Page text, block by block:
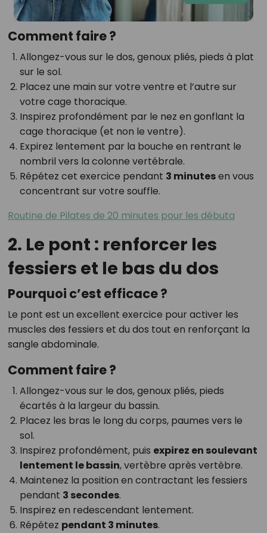
Comment faire ?
Allongez-vous sur le dos, genoux pliés, pieds à plat
sur le sol.
Placez une main sur votre ventre et l’autre sur
votre cage thoracique.
Inspirez profondément par le nez en gonflant la
cage thoracique (et non le ventre).
Expirez lentement par la bouche en rentrant le
nombril vers la colonne vertébrale.
Répétez cet exercice pendant 3 minutesen vous
concentrant sur votre souffle.
Routine de Pilates de 20 minutes pour les débuta
2. Le pont : renforcer les
fessiers et le bas du dos
Pourquoi c’est efficace ?
Le pont est un excellent exercice pour activer les
muscles des fessiers et du dos tout en renforçant la
sangle abdominale.
Comment faire ?
Allongez-vous sur le dos, genoux pliés, pieds
écartés à la largeur du bassin.
Placez les bras le long du corps, paumes vers le
sol.
Inspirez profondément, puis expirez en soulevant
lentement le bassin, vertèbre après vertèbre.
Maintenez la position en contractant les fessiers
pendant 3 secondes.
Inspirez en redescendant lentement.
Répétez pendant 3 minutes.